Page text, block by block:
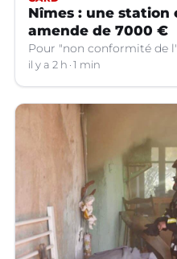
Nîmes : une station
amende de 7000 €
Pour "non conformité de
il y a 2 h 1 min